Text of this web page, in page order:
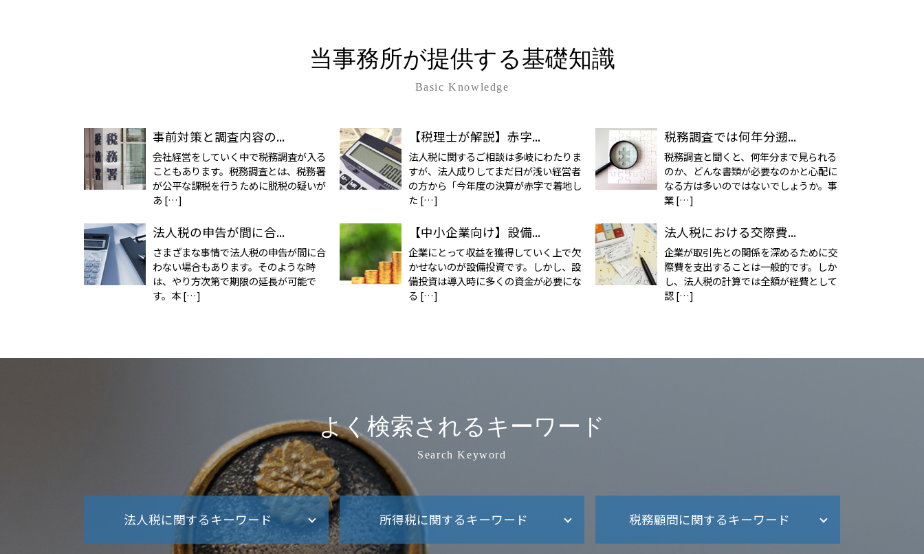
当事務所が提供する基礎知識
Basic Knowledge
事前対策と調査内容の...
会社経営をしていく中で税務調査が入る
こともあります。税務調査とは、税務署
が公平な課税を行うために脱税の疑いが
あ […]
【税理士が解説】赤字...
法人税に関するご相談は多岐にわたりま
すが、法人成りしてまだ日が浅い経営者
の方から「今年度の決算が赤字で着地し
た […]
税務調査では何年分遡...
税務調査と聞くと、何年分まで見られる
のか、どんな書類が必要なのかと心配に
なる方は多いのではないでしょうか。事
業 […]
法人税の申告が間に合...
さまざまな事情で法人税の申告が間に合
わない場合もあります。そのような時
は、やり方次第で期限の延長が可能で
す。本 […]
【中小企業向け】設備...
企業にとって収益を獲得していく上で欠
かせないのが設備投資です。しかし、設
備投資は導入時に多くの資金が必要にな
る […]
法人税における交際費...
企業が取引先との関係を深めるために交
際費を支出することは一般的です。しか
し、法人税の計算では全額が経費として
認 […]
よく検索されるキーワード
Search Keyword
法人税に関するキーワード 所得税に関するキーワード 税務顧問に関するキーワード